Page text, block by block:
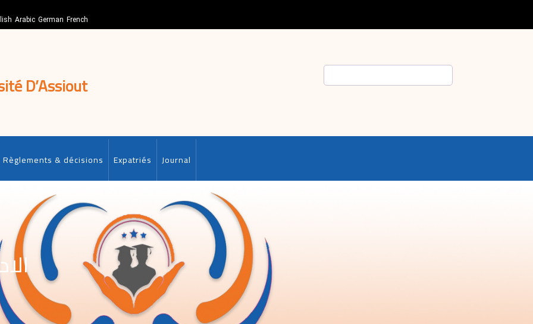
Arabic German French
D’Assiout
Règlements & décisions Expatriés Journal